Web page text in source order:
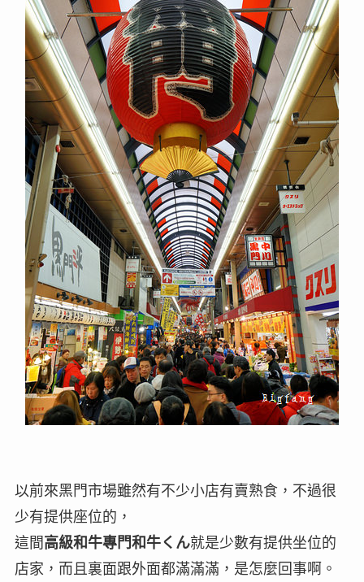
以前來黑門市場雖然有不少小店有賣熟食，不過很
少有提供座位的，
這間 高級和牛專門和牛くん就是少數有提供坐位的
店家，而且裏面跟外面都滿滿滿，是怎麼回事啊。